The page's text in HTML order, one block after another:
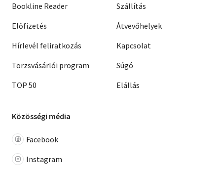
Bookline Reader
Előfizetés
Hírlevél feliratkozás
Törzsvásárlói program
TOP 50
Szállítás
Átvevőhelyek
Kapcsolat
Súgó
Elállás
Közösségi média
Facebook
Instagram